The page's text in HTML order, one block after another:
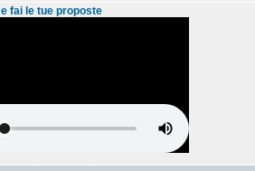
fai le tue proposte